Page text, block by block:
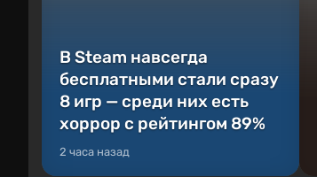
В Steam навсегда
бесплатными стали сразу
8 игр — среди них есть
хоррор с рейтингом 89%
2 часа назад